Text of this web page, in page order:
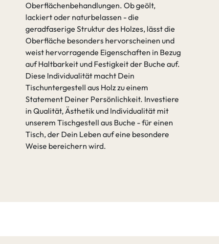
Oberflächenbehandlungen. Ob geölt,
lackiert oder naturbelassen - die
geradfaserige Struktur des Holzes, lässt die
Oberfläche besonders hervorscheinen und
weist hervorragende Eigenschaften in Bezug
auf Haltbarkeit und Festigkeit der Buche auf.
Diese Individualität macht Dein
Tischuntergestell aus Holz zu einem
Statement Deiner Persönlichkeit. Investiere
in Qualität, Ästhetik und Individualität mit
unserem Tischgestell aus Buche - für einen
Tisch, der Dein Leben auf eine besondere
Weise bereichern wird.